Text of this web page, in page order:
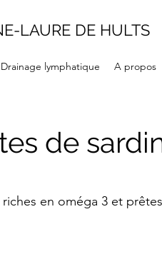
LAURE DE HULTS
Drainage lymphatique A propos
de
en oméga 3 et